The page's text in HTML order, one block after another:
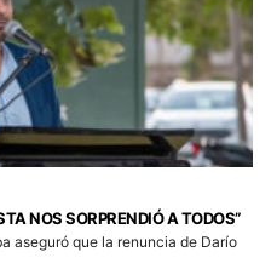
NOS SORPRENDIÓ A TODOS”
aseguró que la renuncia de Darío